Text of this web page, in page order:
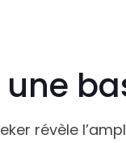
une
révèle